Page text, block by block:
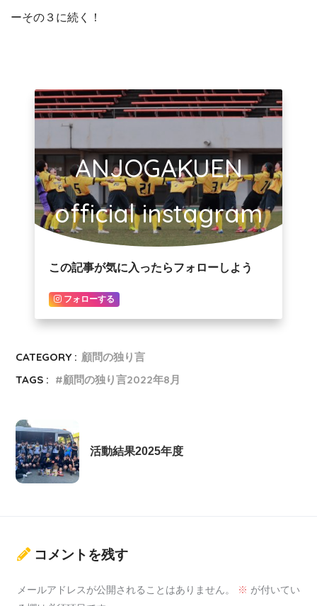
ーその３に続く！
ANJOGAKUEN
official instagram
この記事が気に入ったらフォローしよう
フォローする
CATEGORY : 顧問の独り言
TAGS :
顧問の独り言2022年8月
活動結果2025年度
コメントを残す
メールアドレスが公開されることはありません。 ※ が付いてい